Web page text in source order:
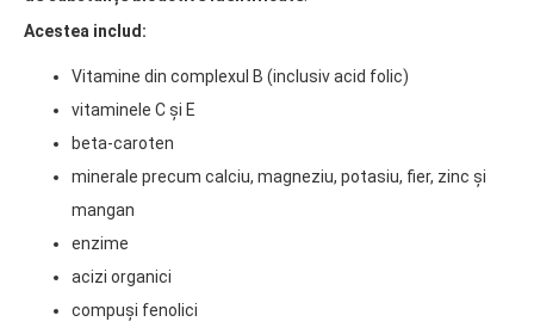
Acestea includ:
Vitamine din complexul B (inclusiv acid folic)
vitaminele C și E
beta-caroten
minerale precum calciu, magneziu, potasiu, fier, zinc și
mangan
enzime
acizi organici
compuși fenolici